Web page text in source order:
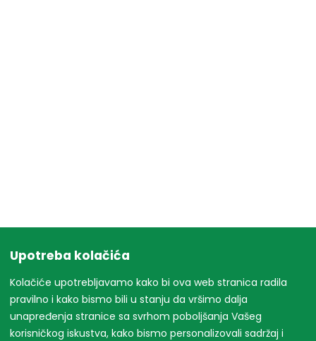
Upotreba kolačića
Kolačiće upotrebljavamo kako bi ova web stranica radila
pravilno i kako bismo bili u stanju da vršimo dalja
unapređenja stranice sa svrhom poboljšanja Vašeg
korisničkog iskustva, kako bismo personalizovali sadržaj i